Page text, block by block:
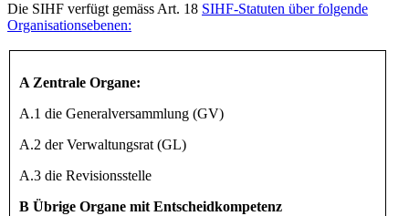
Die SIHF verfügt gemäss Art. 18 SIHF-Statuten über folgende
Organisationsebenen:
A Zentrale Organe:
A.1 die Generalversammlung (GV)
A.2 der Verwaltungsrat (GL)
A.3 die Revisionsstelle
B Übrige Organe mit Entscheidkompetenz